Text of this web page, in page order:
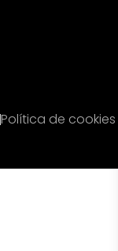
Política de cookies